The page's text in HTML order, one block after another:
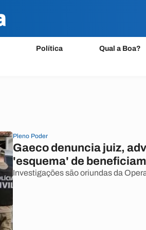
Política Qual a Boa?
Pleno Poder
Gaeco denuncia juiz,
'esquema' de
Investigações são oriundas da